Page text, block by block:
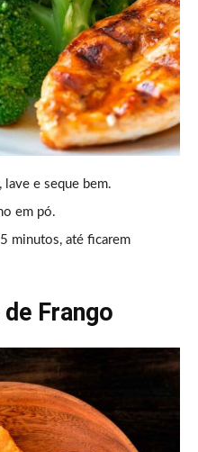
e seque bem.
em pó.
minutos, até ficarem
Frango